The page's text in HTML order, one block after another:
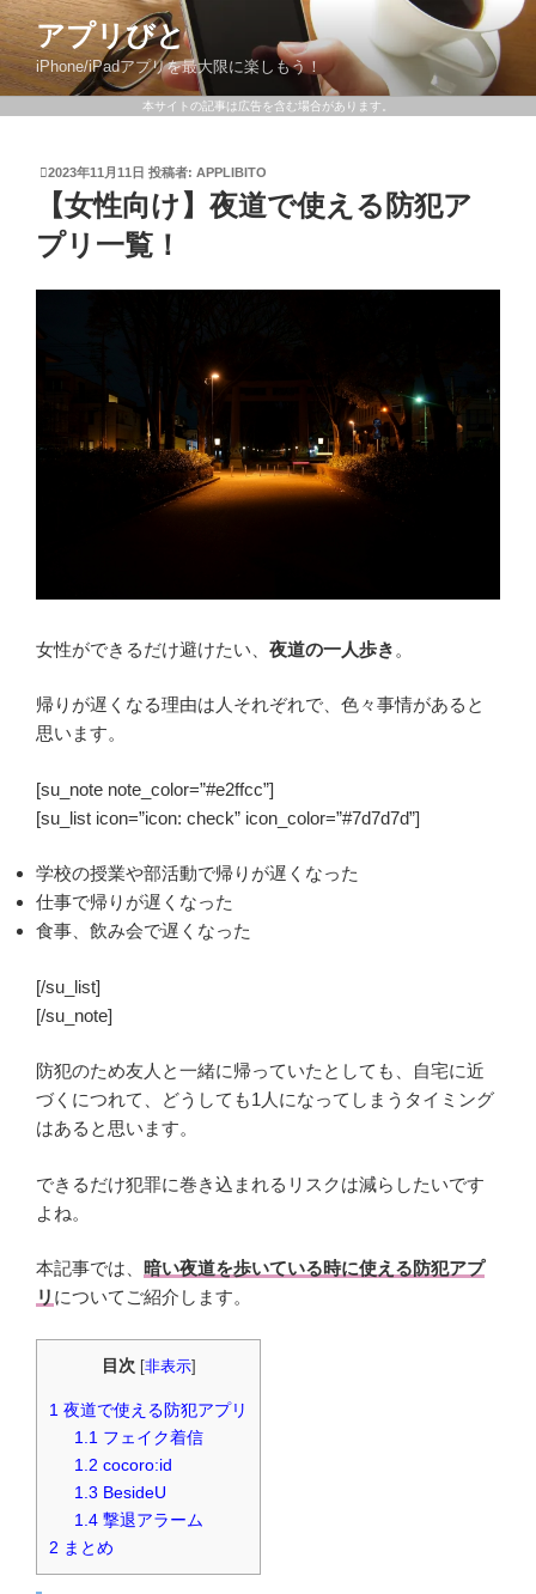
アプリびと
iPhone/iPadアプリを最大限に楽しもう！
本サイトの記事は広告を含む場合があります。
2023年11月11日 投稿者: APPLIBITO
【女性向け】夜道で使える防犯ア
プリ一覧！
女性ができるだけ避けたい、 夜道の一人歩き 。
帰りが遅くなる理由は人それぞれで、色々事情があると
思います。
[su_note note_color=”#e2ffcc”]
[su_list icon=”icon: check” icon_color=”#7d7d7d”]
学校の授業や部活動で帰りが遅くなった
仕事で帰りが遅くなった
食事、飲み会で遅くなった
[/su_list]
[/su_note]
防犯のため友人と一緒に帰っていたとしても、自宅に近
づくにつれて、どうしても1人になってしまうタイミング
はあると思います。
できるだけ犯罪に巻き込まれるリスクは減らしたいです
よね。
本記事では、 暗い夜道を歩いている時に使える防犯アプ
リ についてご紹介します。
目次 [非表示]
1 夜道で使える防犯アプリ
1.1 フェイク着信
1.2 cocoro:id
1.3 BesideU
1.4 撃退アラーム
2 まとめ